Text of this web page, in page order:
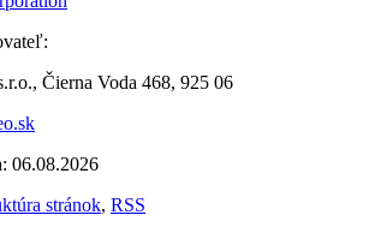
Čierna Voda 468, 925 06
06.08.2026
stránok, RSS